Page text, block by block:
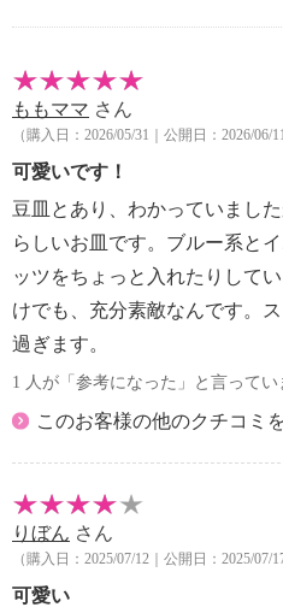
な方へのギフトとしてもおす
【材質】
・磁器
【サイズ】
・径９×高さ１．５ｃｍ
【重さ】
・約６５ｇ
【使用可能 熱／冷源】
・ガス：不可、電磁（ＩＨ
器：不可、ハロゲン調理器
オーブン：不可、冷蔵：可、
【メンテナンス】
【パッケージ】
・なし
【原産国（地）】
・生地（豆皿本体）：中国製
ももママ さん
（購入日：2026/05/31｜公開日：2026/06/11
可愛いです！
豆皿とあり、わかっていまし
らしいお皿です。ブルー系と
ッツをちょっと入れたりして
けでも、充分素敵なんです。
過ぎます。
1 人が「参考になった」と言ってい
このお客様の他のクチコミ
りぼん さん
（購入日：2025/07/12｜公開日：2025/07/17
可愛い